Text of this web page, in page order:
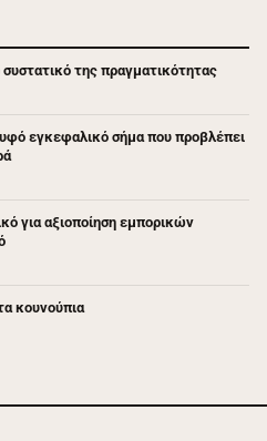
της πραγματικότητας
εγκεφαλικό σήμα που προβλέπει
για αξιοποίηση εμπορικών
κουνούπια